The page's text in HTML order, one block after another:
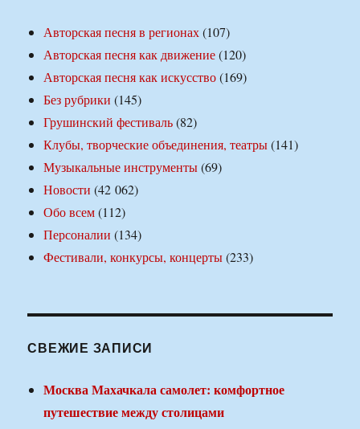
Авторская песня в регионах(107)
Авторская песня как движение(120)
Авторская песня как искусство(169)
Без рубрики (145)
Грушинский фестиваль(82)
Клубы, творческие объединения, театры(141)
Музыкальные инструменты(69)
Новости (42 062)
Обо всем(112)
Персоналии (134)
Фестивали, конкурсы, концерты(233)
СВЕЖИЕ ЗАПИСИ
Москва Махачкала самолет: комфортное
путешествие между столицами